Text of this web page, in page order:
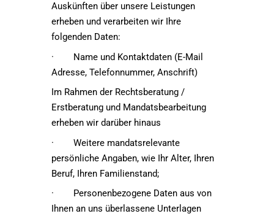
Auskünften über unsere Leistungen
erheben und verarbeiten wir Ihre
folgenden Daten:
· Name und Kontaktdaten (E-Mail
Adresse, Telefonnummer, Anschrift)
Im Rahmen der Rechtsberatung /
Erstberatung und Mandatsbearbeitung
erheben wir darüber hinaus
· Weitere mandatsrelevante
persönliche Angaben, wie Ihr Alter, Ihren
Beruf, Ihren Familienstand;
· Personenbezogene Daten aus von
Ihnen an uns überlassene Unterlagen